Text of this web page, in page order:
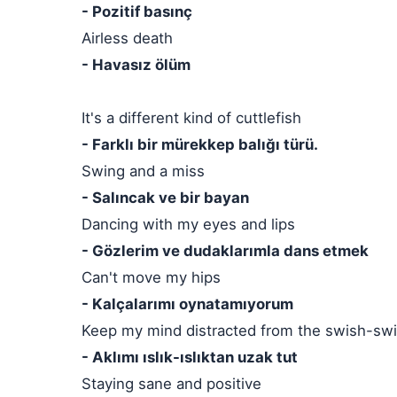
- Pozitif basınç
Airless death
- Havasız ölüm
It's a different kind of cuttlefish
- Farklı bir mürekkep balığı türü.
Swing and a miss
- Salıncak ve bir bayan
Dancing with my eyes and lips
- Gözlerim ve dudaklarımla dans etmek
Can't move my hips
- Kalçalarımı oynatamıyorum
Keep my mind distracted from the swish-
- Aklımı ıslık-ıslıktan uzak tut
Staying sane and positive